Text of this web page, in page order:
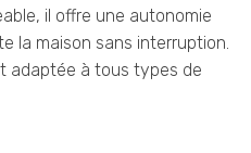
il offre une autonomie
la maison sans interruption.
adaptée à tous types de